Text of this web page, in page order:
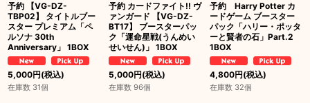
予約 【VG-DZ-
TBP02】 タイトルブー
スター プレミアム「ペ
ルソナ 30th
Anniversary」 1BOX
5,000円(税込)
在庫数 31個
予約 カードファイト!! ヴ
ァンガード 【VG-DZ-
BT17】 ブースターパッ
ク「運命星戦(うんめい
せいせん)」 1BOX
5,000円(税込)
在庫数 96個
予約 Harry Potter カ
ードゲーム ブースター
パック「ハリー・ポッタ
ーと賢者の石」Part.2
1BOX
4,800円(税込)
在庫数 32個